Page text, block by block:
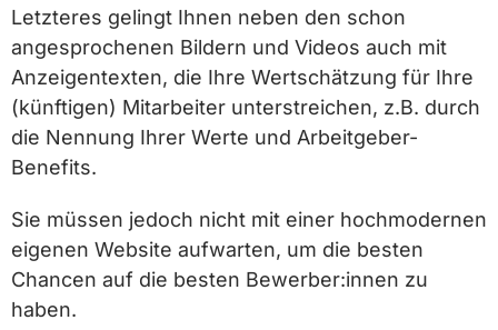
Letzteres gelingt Ihnen neben den schon
angesprochenen Bildern und Videos auch mit
Anzeigentexten, die Ihre Wertschätzung für Ihre
(künftigen) Mitarbeiter unterstreichen, z.B. durch
die Nennung Ihrer Werte und Arbeitgeber-
Benefits.
Sie müssen jedoch nicht mit einer hochmodernen
eigenen Website aufwarten, um die besten
Chancen auf die besten Bewerber:innen zu
haben.